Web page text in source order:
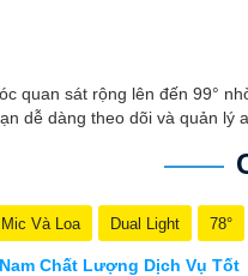
một giải pháp giám sát an
quan sát rộng lên đến 99°
dễ dàng theo dõi và quản lý
Mic Và Loa Dual Light 78°
Chất Lượng Dịch Vụ Tốt